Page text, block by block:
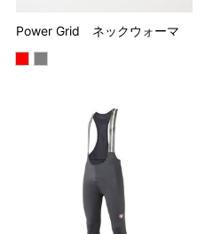
Power Grid ネックウォーマ